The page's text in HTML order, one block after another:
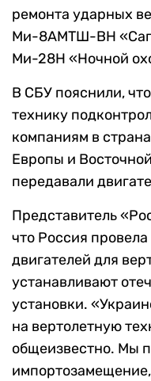
ремонта ударных
Ми-8АМТШ-ВН
Ми-28Н «Ночной
В СБУ пояснили,
технику
компаниям в
Европы и
передавали
Представитель
что Россия
двигателей для
устанавливают
установки.
на вертолетную
общеизвестно. Мы